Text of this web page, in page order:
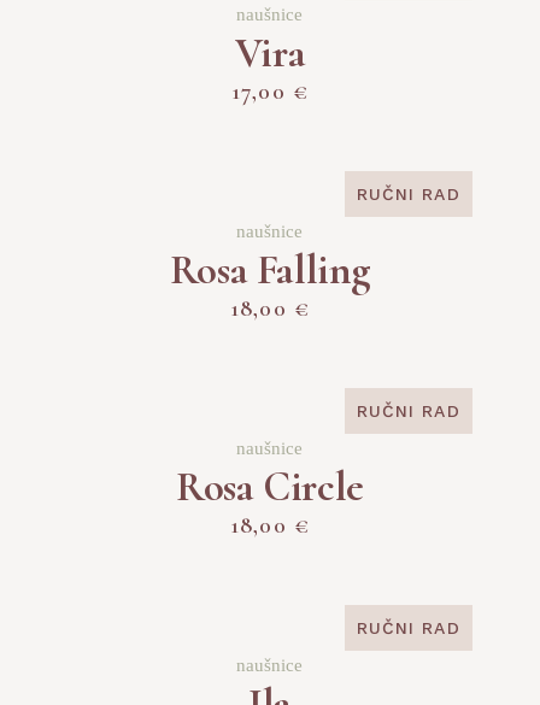
naušnice
Vira
17,00 €
RUČNI RAD
naušnice
Rosa Falling
18,00 €
SOLD
RUČNI RAD
naušnice
Rosa Circle
18,00 €
SOLD
RUČNI RAD
naušnice